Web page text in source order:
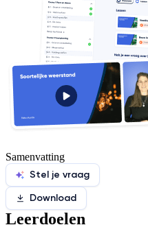
Samenvatting
Stel je vraag
Download
Leerdoelen